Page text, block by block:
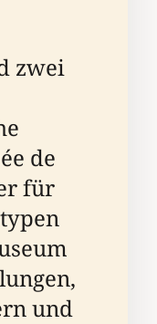
zwei
de
für
und